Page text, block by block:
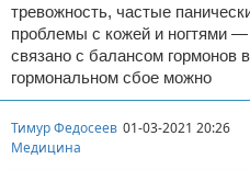
тревожность, частые
проблемы с кожей и ногтями —
связано с балансом гормонов
гормональном сбое можно
Тимур Федосеев 01-03-2021 20:26
Медицина